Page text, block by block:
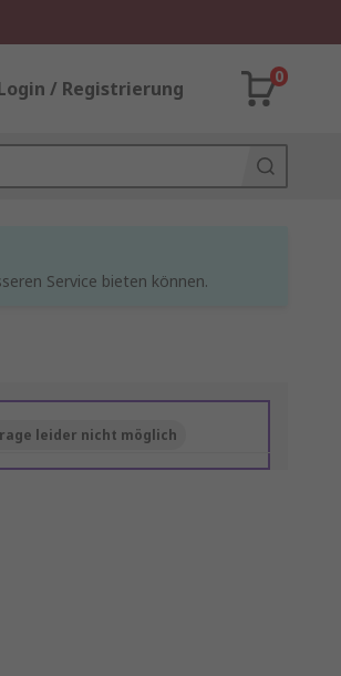
/ Registrierung
0
Service bieten können.
leider nicht möglich